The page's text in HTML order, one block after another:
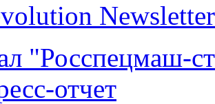
Newsletter
"Росспецмаш-
отчет